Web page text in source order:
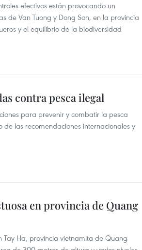
efectivos están provocando un
de Van Tuong y Dong Son, en la provincia
y el equilibrio de la biodiversidad
contra pesca ilegal
para prevenir y combatir la pesca
las recomendaciones internacionales y
en provincia de Quang
Ha, provincia vietnamita de Quang